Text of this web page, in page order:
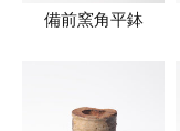
備前窯角平鉢